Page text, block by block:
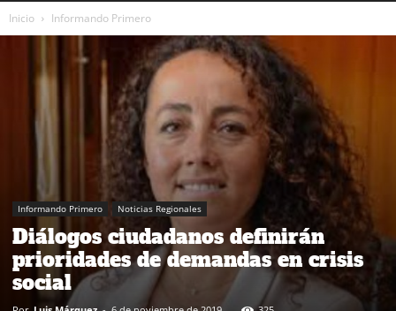
Inicio Informando Primero
Informando Primero Noticias Regionales
Diálogos ciudadanos definirán
prioridades de demandas en crisis
social